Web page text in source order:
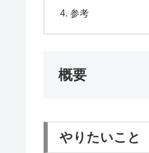
参考
概要
やりたいこと